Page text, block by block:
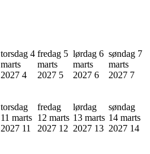
torsdag 4
marts
2027 4
fredag 5
marts
2027 5
lørdag 6
marts
2027 6
søndag 7
marts
2027 7
torsdag
11 marts
2027 11
fredag
12 marts
2027 12
lørdag
13 marts
2027 13
søndag
14 marts
2027 14